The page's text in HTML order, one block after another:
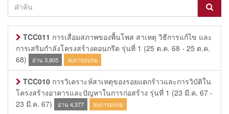
TCC011 การเสื่อมสภาพของพื้นโพส สาเหตุ วิธีการแก้ไข และ
การเสริมกำลังโครงสร้างคอนกรีต รุ่นที่ 1 (25 ต.ค. 68 - 25 ต.ค.
68)
อ่าน 3,805 จบการอบรม
TCC010 การวิเคราะห์สาเหตุของรอยแตกร้าวและการวิบัติใน
โครงสร้างอาคารและปัญหาในการก่อสร้าง รุ่นที่ 1 (23 มี.ค. 67 -
23 มี.ค. 67)
อ่าน 4,377 จบการอบรม